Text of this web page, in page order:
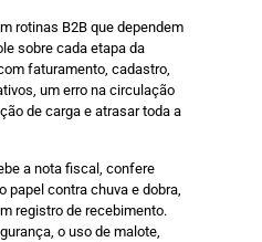
rotinas B2B que dependem
sobre cada etapa da
faturamento, cadastro,
um erro na circulação
de carga e atrasar toda a
a nota fiscal, confere
papel contra chuva e dobra,
registro de recebimento.
o uso de malote,